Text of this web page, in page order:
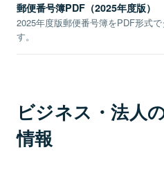
郵便番号簿PDF（2025年度版）
2025年度版郵便番号簿をPDF形式
す。
ビジネス・法人
情報